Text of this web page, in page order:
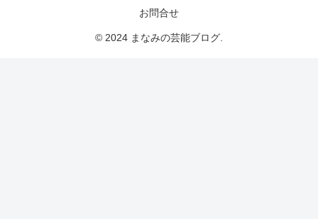
お問合せ
© 2024 まなみの芸能ブログ.